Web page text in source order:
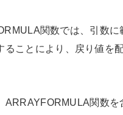
関数では、引数に
ることにより、戻り値を
ARRAYFORMULA関数を